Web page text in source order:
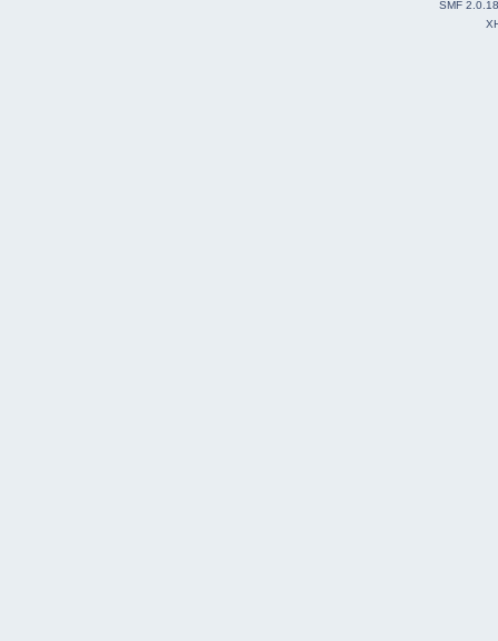
SMF 2.0.18